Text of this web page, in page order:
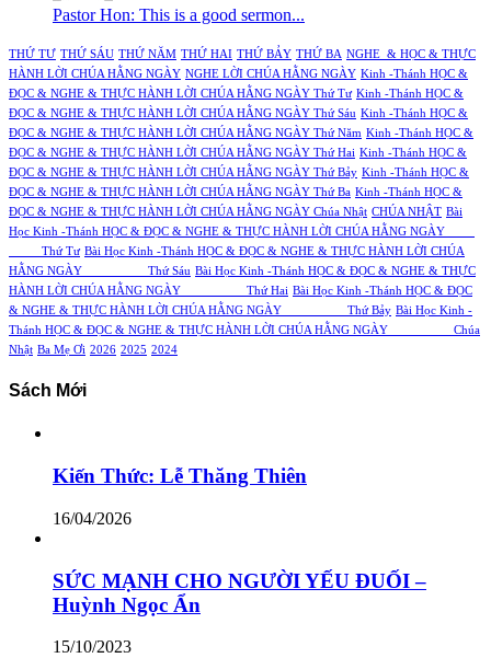
Pastor Hon: This is a good sermon...
THỨ TƯ THỨ SÁU THỨ NĂM THỨ HAI THỨ BẢY THỨ BA NGHE & HỌC & THỰC
HÀNH LỜI CHÚA HẰNG NGÀY NGHE LỜI CHÚA HẰNG NGÀY Kinh -Thánh HỌC &
ĐỌC & NGHE & THỰC HÀNH LỜI CHÚA HẰNG NGÀY Thứ Tư Kinh -Thánh HỌC &
ĐỌC & NGHE & THỰC HÀNH LỜI CHÚA HẰNG NGÀY Thứ Sáu Kinh -Thánh HỌC &
ĐỌC & NGHE & THỰC HÀNH LỜI CHÚA HẰNG NGÀY Thứ Năm Kinh -Thánh HỌC &
ĐỌC & NGHE & THỰC HÀNH LỜI CHÚA HẰNG NGÀY Thứ Hai Kinh -Thánh HỌC &
ĐỌC & NGHE & THỰC HÀNH LỜI CHÚA HẰNG NGÀY Thứ Bảy Kinh -Thánh HỌC &
ĐỌC & NGHE & THỰC HÀNH LỜI CHÚA HẰNG NGÀY Thứ Ba Kinh -Thánh HỌC &
ĐỌC & NGHE & THỰC HÀNH LỜI CHÚA HẰNG NGÀY Chúa Nhật CHÚA NHẬT Bài
Học Kinh -Thánh HỌC & ĐỌC & NGHE & THỰC HÀNH LỜI CHÚA HẰNG NGÀY
Thứ Tư Bài Học Kinh -Thánh HỌC & ĐỌC & NGHE & THỰC HÀNH LỜI CHÚA
HẰNG NGÀY Thứ Sáu Bài Học Kinh -Thánh HỌC & ĐỌC & NGHE & THỰC
HÀNH LỜI CHÚA HẰNG NGÀY Thứ Hai Bài Học Kinh -Thánh HỌC & ĐỌC
& NGHE & THỰC HÀNH LỜI CHÚA HẰNG NGÀY Thứ Bảy Bài Học Kinh -
Thánh HỌC & ĐỌC & NGHE & THỰC HÀNH LỜI CHÚA HẰNG NGÀY Chúa
Nhật Ba Mẹ Ơi 2026 2025 2024
Sách Mới
Kiến Thức: Lễ Thăng Thiên
16/04/2026
SỨC MẠNH CHO NGƯỜI YẾU ĐUỐI –
Huỳnh Ngọc Ẩn
15/10/2023